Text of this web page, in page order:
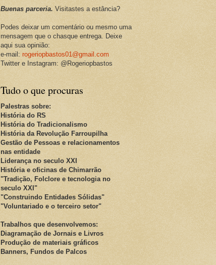
Buenas parceria. Visitastes a estância?
Podes deixar um comentário ou mesmo uma
mensagem que o chasque entrega. Deixe
aqui sua opinião:
e-mail: rogeriopbastos01@gmail.com
Twitter e Instagram: @Rogeriopbastos
Tudo o que procuras
Palestras sobre:
História do RS
História do Tradicionalismo
História da Revolução Farroupilha
Gestão de Pessoas e relacionamentos
nas entidade
Liderança no seculo XXI
História e oficinas de Chimarrão
"Tradição, Folclore e tecnologia no
seculo XXI"
"Construindo Entidades Sólidas"
"Voluntariado e o terceiro setor"
Trabalhos que desenvolvemos:
Diagramação de Jornais e Livros
Produção de materiais gráficos
Banners, Fundos de Palcos